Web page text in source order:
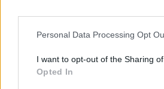
Personal Data Processing Opt
I want to opt-out of the Sharing
Opted In
Dzisiaj 19:12